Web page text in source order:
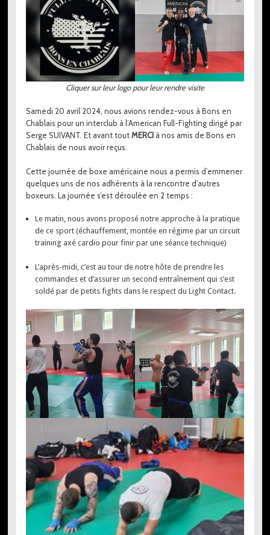
Cliquer sur leur logo pour leur rendre visite
Samedi 20 avril 2024, nous avions rendez-vous à Bons en
Chablais pour un interclub à l’American Full-Fighting dirigé par
Serge SUIVANT. Et avant toutMERCI à nos amis de Bons en
Chablais de nous avoir reçus.
Cette journée de boxe américaine nous a permis d’emmener
quelques uns de nos adhérents à la rencontre d’autres
boxeurs. La journée s’est déroulée en 2 temps :
Le matin, nous avons proposé notre approche à la pratique
de ce sport (échauffement, montée en régime par un circuit
training axé cardio pour finir par une séance technique)
L’après-midi, c’est au tour de notre hôte de prendre les
commandes et d’assurer un second entraînement qui s’est
soldé par de petits fights dans le respect du Light Contact.